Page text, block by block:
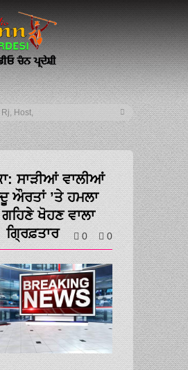
ਸਾੜੀਆਂ ਵਾਲੀਆਂ
ਔਰਤਾਂ ’ਤੇ ਹਮਲਾ
ਖੋਹਣ ਵਾਲਾ
ਗ੍ਰਿਫ਼ਤਾਰ
0 0